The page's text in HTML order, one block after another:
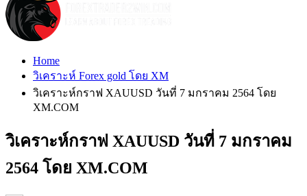
Home
วิเคราะห์ Forex gold โดย XM
วิเคราะห์กราฟ XAUUSD วันที่ 7 มกราคม 2564 โดย
XM.COM
วิเคราะห์กราฟ XAUUSD วันที่ 7 มกราคม
2564 โดย XM.COM